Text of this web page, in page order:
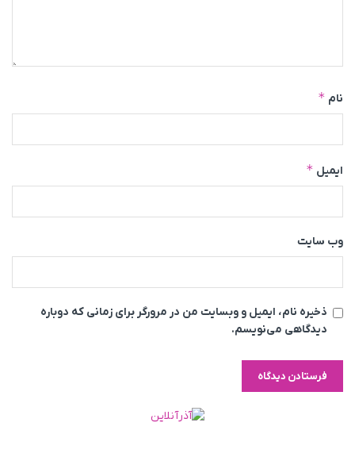
نام *
ایمیل *
وب‌ سایت
ذخیره نام، ایمیل و وبسایت من در مرورگر برای زمانی که دوباره
دیدگاهی می‌نویسم.